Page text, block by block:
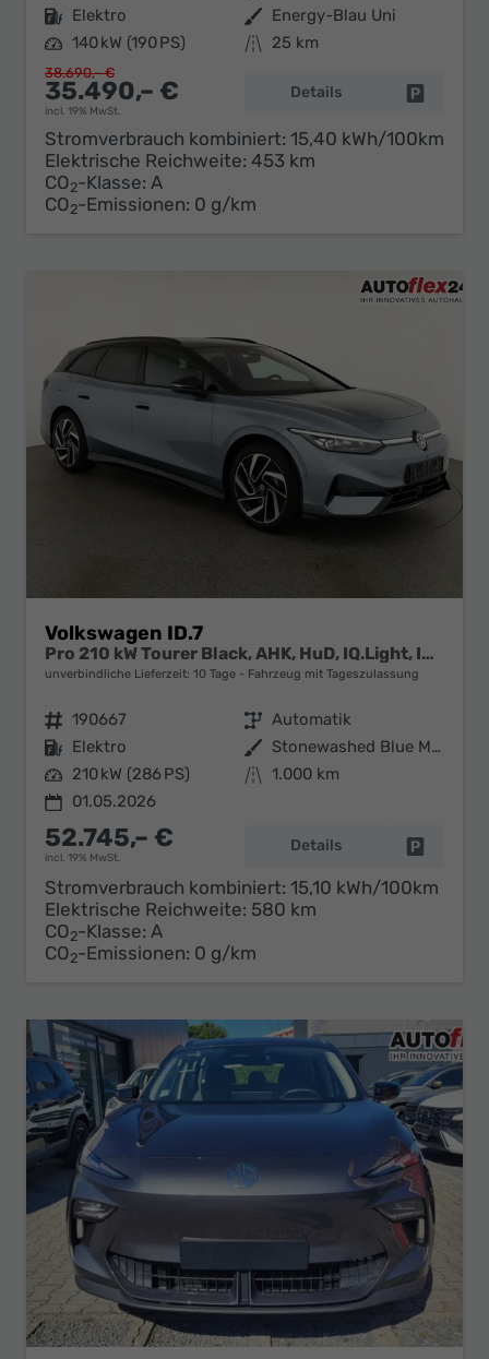
Kraftstoff Elektro Außenfarbe Energy-Blau Uni
Leistung 140 kW (190 PS) Kilometerstand 25 km
35.490,– €
incl. 19% MwSt.
38.690,– €
Details
Stromverbrauch kombiniert: 15,40 kWh/100km
Elektrische Reichweite: 453 km
CO2-Klasse: A
CO2-Emissionen: 0 g/km
Volkswagen ID.7
Pro 210 kW Tourer Black, AHK, HuD, IQ.Light, IQ.Drive, AreaView, Side, Winter, 20-Zoll
unverbindliche Lieferzeit: 10 Tage Fahrzeug mit Tageszulassung
Fahrzeugnr. 190667 Getriebe Automatik
Kraftstoff Elektro Außenfarbe
Stonewashed Blue Metallic/ Dach Schwarz
Leistung 210 kW (286 PS) Kilometerstand 1.000 km
01.05.2026
52.745,– €
incl. 19% MwSt.
Details
Stromverbrauch kombiniert: 15,10 kWh/100km
Elektrische Reichweite: 580 km
CO2-Klasse: A
CO2-Emissionen: 0 g/km